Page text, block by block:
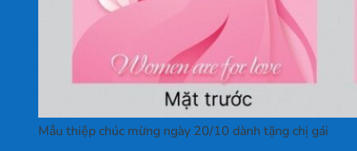
Mẫu thiệp chúc mừng ngày 20/10 dành tặng chị gái